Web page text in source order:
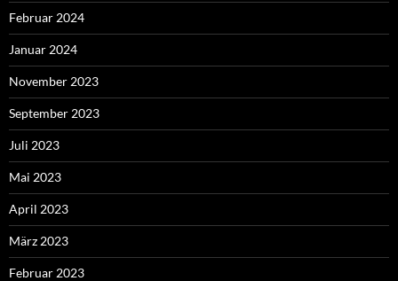
Februar 2024
Januar 2024
November 2023
September 2023
Juli 2023
Mai 2023
April 2023
März 2023
Februar 2023